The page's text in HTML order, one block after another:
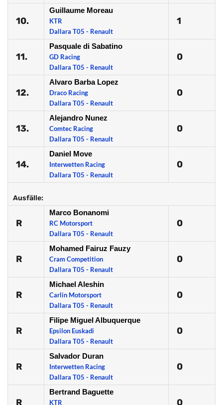
10.
Guillaume Moreau
KTR
Dallara T05 - Renault
1
11.
Pasquale di Sabatino
GD Racing
Dallara T05 - Renault
0
12.
Alvaro Barba Lopez
Draco Racing
Dallara T05 - Renault
0
13.
Alejandro Nunez
Comtec Racing
Dallara T05 - Renault
0
14.
Daniel Move
Interwetten Racing
Dallara T05 - Renault
0
Ausfälle:
R
Marco Bonanomi
RC Motorsport
Dallara T05 - Renault
0
R
Mohamed Fairuz Fauzy
Cram Competition
Dallara T05 - Renault
0
R
Michael Aleshin
Carlin Motorsport
Dallara T05 - Renault
0
R
Filipe Miguel Albuquerque
Epsilon Euskadi
Dallara T05 - Renault
0
R
Salvador Duran
Interwetten Racing
Dallara T05 - Renault
0
R
Bertrand Baguette
KTR
0